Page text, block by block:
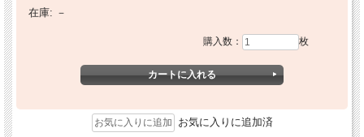
在庫: －
購入数： 枚
お気に入りに追加済